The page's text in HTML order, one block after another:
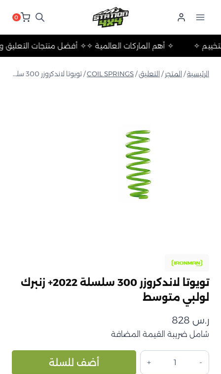
0
✧ أفضل منتجات✧ أهم الماركات العالمية ✧ والتخييم ✧
الرئيسية/ المتجر / التعليق/
COIL SPRINGS
/ تويوتا لاندكروزر 300 سلسلة 2022+ زنبرك لولبي متوسط
تويوتا لاندكروزر 300 سلسلة 2022+ زنبرك
لولبي متوسط
ر.س
شامل ضريبة القيمة المضافة
كمية
تويوتا
أضف للسلة